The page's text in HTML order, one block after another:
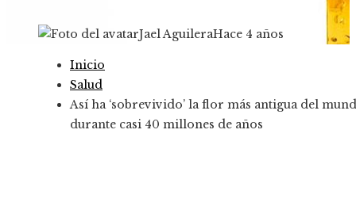
Jael AguileraHace 4 años
Inicio
Salud
Así ha ‘sobrevivido’ la flor más antigua del
durante casi 40 millones de años